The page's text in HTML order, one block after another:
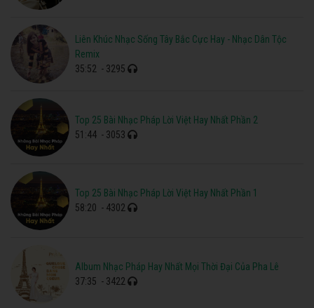
Liên Khúc Nhạc Sống Tây Bắc Cực Hay - Nhạc Dân Tộc
Remix
35:52 - 3295
Top 25 Bài Nhạc Pháp Lời Việt Hay Nhất Phần 2
51:44 - 3053
Top 25 Bài Nhạc Pháp Lời Việt Hay Nhất Phần 1
58:20 - 4302
Album Nhạc Pháp Hay Nhất Mọi Thời Đại Của Pha Lê
37:35 - 3422